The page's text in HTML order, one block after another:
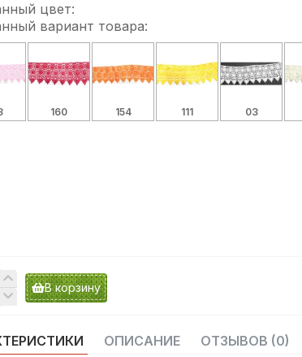
ОПИСАНИЕ ОТЗЫВОВ (0)
цвет:
вариант товара:
160 154 111 03
В корзину